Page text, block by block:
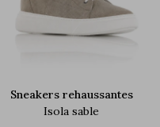
Sneakers rehaussantes
Isola sable